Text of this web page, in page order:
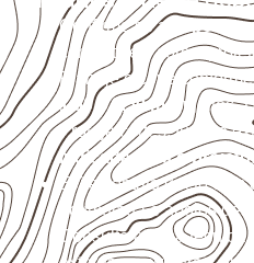
Confirme se a
compatíveis com o
Planeje o corte
1,60 × 2,50 m, sujeitos
Proteja cortes, furos e
indicada para o projeto.
Evite contato direto com
acumulada e apoios
Consulte a ficha técnica